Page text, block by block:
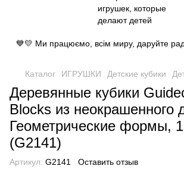
💙💛 Ми працюємо, всім миру, даруйте
Каталог ИГРУШКИ Детские кубики
Деревянные кубики
Blocks из неокрашенного
Геометрические формы,
(G2141)
Артикул: G2141 Оставить отзыв